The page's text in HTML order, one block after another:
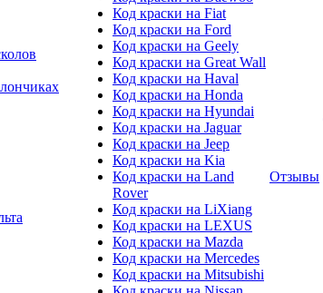
Код краски на Fiat
Код краски на Ford
Код краски на Geely
Код краски на Great Wall
Код краски на Haval
Код краски на Honda
Код краски на Hyundai
Код краски на Jaguar
Код краски на Jeep
Код краски на Kia
Код краски на Land
Rover
Код краски на LiXiang
Код краски на LEXUS
Код краски на Mazda
Код краски на Mercedes
Код краски на Mitsubishi
Отзывы